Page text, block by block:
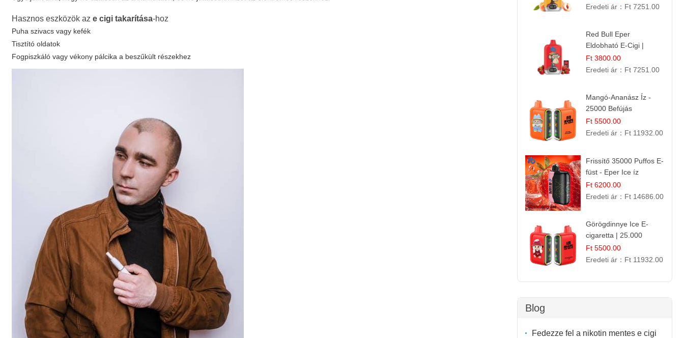
Hasznos eszközök aze cigi takarítása-hoz
Puha szivacs vagy kefék
Tisztító oldatok
Fogpiszkáló vagy vékony pálcika a beszűkült részekhez
Eredeti ár： Ft 7251.00
Red Bull Eper
Eldobható E-Cigi |
Energiaital Íz | Készülék
Használat
Ft 3800.00
Eredeti ár： Ft 7251.00
Mangó-Ananász Íz -
25000 Befújás
Eldobható E-ciga |
Trópusi Gyümölcs
Ft 5500.00
Eredeti ár： Ft 11932.00
Frissítő 35000 Puffos E-
füst - Eper Ice íz
Ft 6200.00
Eredeti ár： Ft 14686.00
Görögdinnye Ice E-
cigaretta | 25.000
Befújás | Premium E-
Liquid
Ft 5500.00
Eredeti ár： Ft 11932.00
Blog
Fedezze fel a nikotin mentes e cigi